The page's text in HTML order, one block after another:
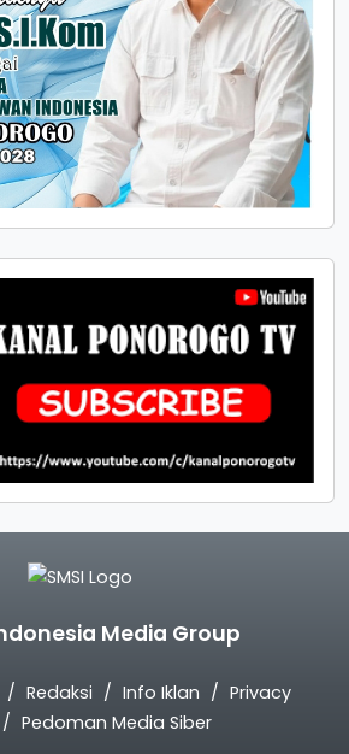
Media Group
Redaksi Info Iklan
Privacy
Pedoman Media Siber